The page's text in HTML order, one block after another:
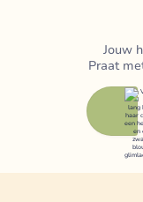
Jouw
Praat